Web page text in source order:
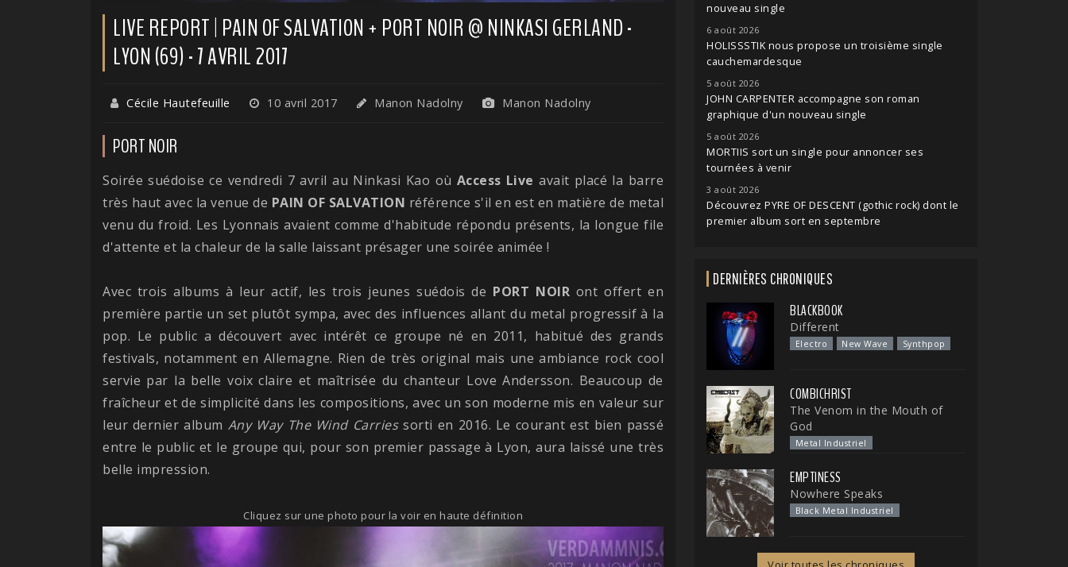
LIVE REPORT | PAIN OF SALVATION + PORT NOIR @ NINKASI GERLAND -
LYON (69) - 7 AVRIL 2017
Cécile Hautefeuille 10 avril 2017 Manon Nadolny Manon Nadolny
PORT NOIR
Soirée suédoise ce vendredi 7 avril au Ninkasi Kao où Access Live avait placé la barre
très haut avec la venue de PAIN OF SALVATION référence s'il en est en matière de metal
venu du froid. Les Lyonnais avaient comme d'habitude répondu présents, la longue file
d'attente et la chaleur de la salle laissant présager une soirée animée !
Avec trois albums à leur actif, les trois jeunes suédois de PORT NOIR ont offert en
première partie un set plutôt sympa, avec des influences allant du metal progressif à la
pop. Le public a découvert avec intérêt ce groupe né en 2011, habitué des grands
festivals, notamment en Allemagne. Rien de très original mais une ambiance rock cool
servie par la belle voix claire et maîtrisée du chanteur Love Andersson. Beaucoup de
fraîcheur et de simplicité dans les compositions, avec un son moderne mis en valeur sur
leur dernier album Any Way The Wind Carriessorti en 2016. Le courant est bien passé
entre le public et le groupe qui, pour son premier passage à Lyon, aura laissé une très
belle impression.
Cliquez sur une photo pour la voir en haute définition
nouveau single
6 août 2026
HOLISSSTIK nous propose un troisième single
cauchemardesque
5 août 2026
JOHN CARPENTER accompagne son roman
graphique d'un nouveau single
5 août 2026
MORTIIS sort un single pour annoncer ses
tournées à venir
3 août 2026
Découvrez PYRE OF DESCENT (gothic rock) dont le
premier album sort en septembre
DERNIÈRES CHRONIQUES
BLACKBOOK
Different
Electro New Wave Synthpop
COMBICHRIST
The Venom in the Mouth of
God
Metal Industriel
EMPTINESS
Nowhere Speaks
Black Metal Industriel